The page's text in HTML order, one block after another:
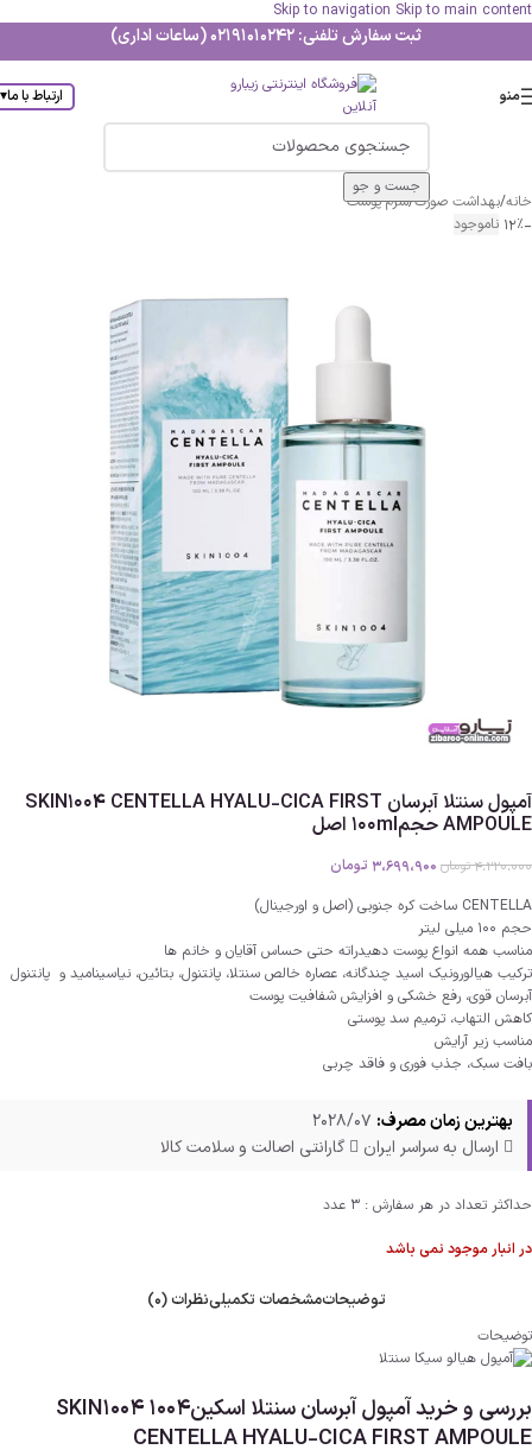
Skip to navigation Skip to main content
ثبت سفارش تلفنی: 02191010242 (ساعات اداری)
منو ارتباط با ما▾
جست و جو
خانه/بهداشت صورت/سرم پوست
-12%
ناموجود
آمپول سنتلا آبرسان SKIN1004 CENTELLA HYALU-CICA FIRST
AMPOULE حجم100ml اصل
4،220،000تومان 3،699،900 تومان
CENTELLA ساخت کره جنوبی (اصل و اورجینال)
حجم 100 میلی لیتر
مناسب همه انواع پوست دهیدراته حتی حساس آقایان و خانم ها
ترکیب هیالورونیک اسید چندگانه، عصاره خالص سنتلا، پانتنول، بتائین، نیاسینامید و پانتنول
آبرسان قوی، رفع خشکی و افزایش شفافیت پوست
کاهش التهاب، ترمیم سد پوستی
مناسب زیر آرایش
بافت سبک، جذب فوری و فاقد چربی
بهترین زمان مصرف:
ارسال به سراسر ایران
گارانتی اصالت و سلامت کالا
حداکثر تعداد در هر سفارش : 3 عدد
در انبار موجود نمی باشد
توضیحاتمشخصات تکمیلینظرات (0)
توضیحات
بررسی و خرید آمپول آبرسان سنتلا اسکین1004 SKIN1004
CENTELLA HYALU-CICA FIRST AMPOULE